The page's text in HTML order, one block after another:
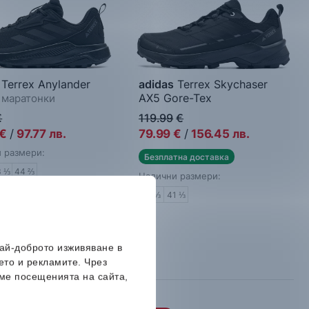
доброто изживяване в
и рекламите. Чрез
посещенията на сайта,
Terrex Anylander
/ 97.77 лв.
размери:
⅓ 44 ⅔
adidas Terrex Skychaser
AX5 Gore-Tex
Мъжки спортни обувки
119.99 €
79.99 € / 156.45 лв.
Безплатна доставка
Налични размери:
39 ⅓ 41 ⅓